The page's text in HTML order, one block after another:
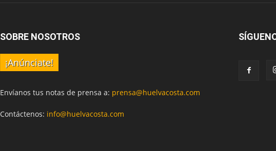
SOBRE NOSOTROS
¡Anúnciate!
Envíanos tus notas de prensa a: prensa@huelvacosta.com
Contáctenos: info@huelvacosta.com